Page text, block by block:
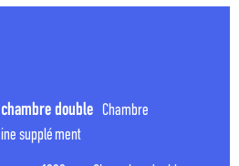
double Chambre
supplément